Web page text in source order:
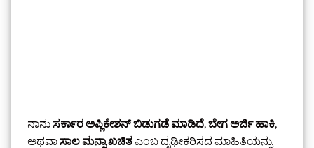
ನಾನು ಸರ್ಕಾರ ಅಪ್ಲಿಕೇಶನ್ ಬಿಡುಗಡೆ ಮಾಡಿದೆ ಬೇಗ ಅರ್ಜಿ ಹಾಕಿ
ಅಥವಾ ಸಾಲ ಮನ್ನಾ ಖಚಿತಎಂಬ ದೃಢೀಕರಿಸದ ಮಾಹಿತಿಯನ್ನು